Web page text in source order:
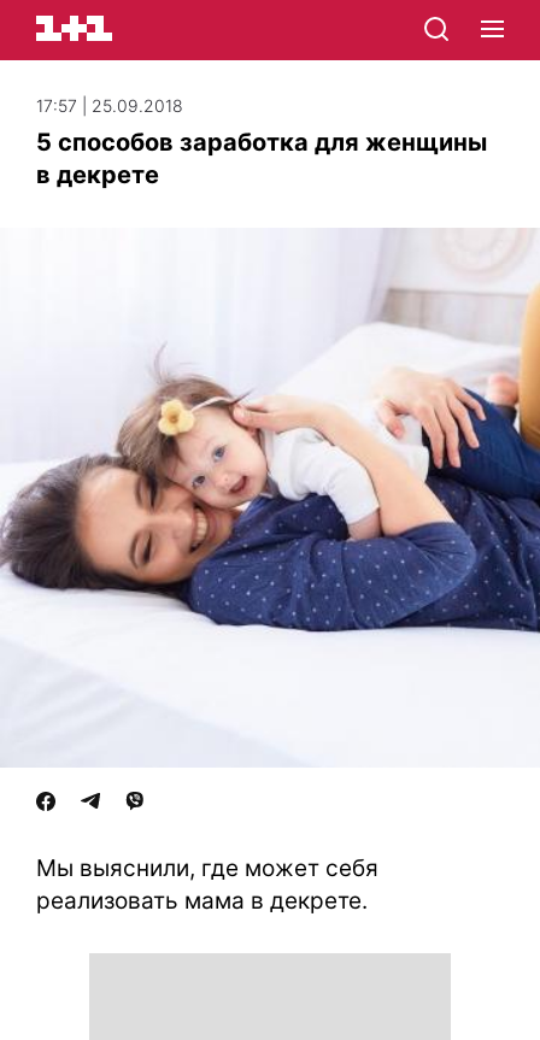
17:57 | 25.09.2018
5 способов заработка для женщины
в декрете
Мы выяснили, где может себя
реализовать мама в декрете.